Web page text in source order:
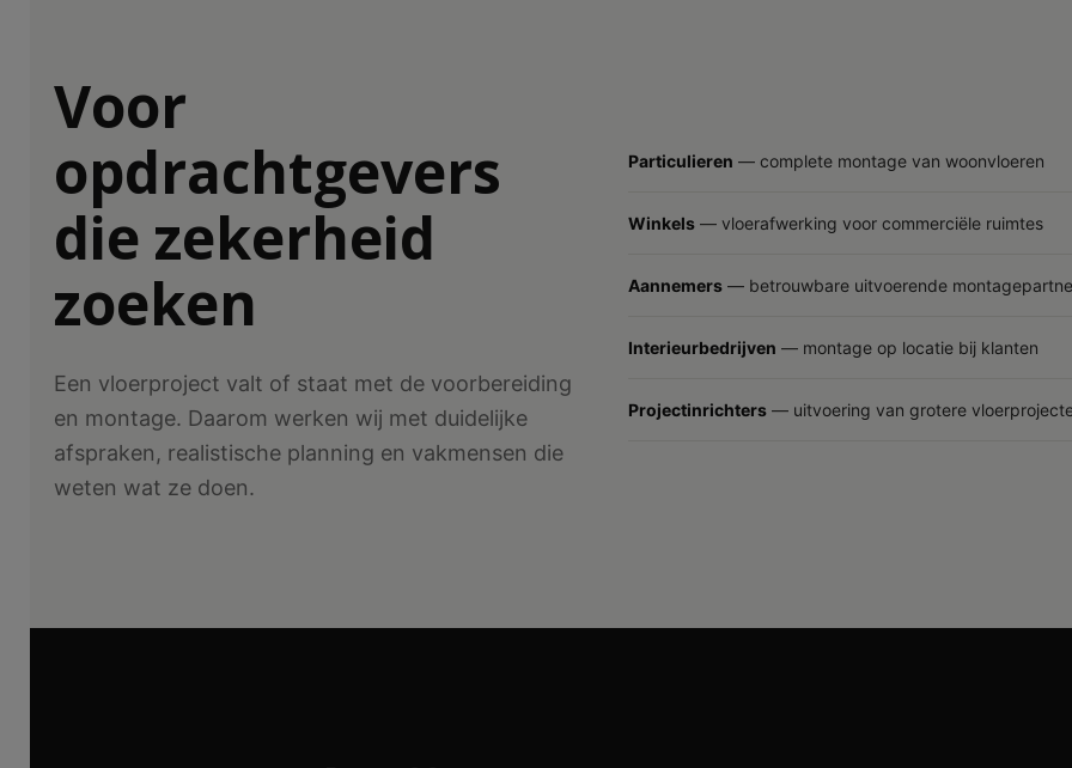
Voor
opdrachtgevers
die zekerheid
zoeken
Een vloerproject valt of staat met de voorbereiding
en montage. Daarom werken wij met duidelijke
afspraken, realistische planning en vakmensen die
weten wat ze doen.
Particulieren — complete montage van woonvloeren
Winkels — vloerafwerking voor commerciële ruimtes
Aannemers — betrouwbare uitvoerende
Interieurbedrijven — montage op locatie bij klanten
Projectinrichters — uitvoering van grotere